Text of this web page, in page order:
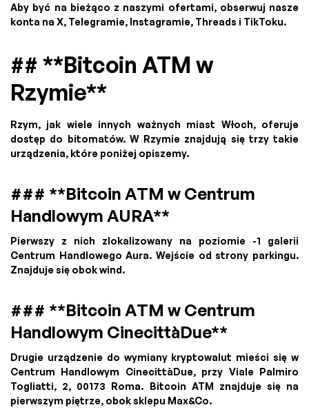
Aby być na bieżąco z naszymi ofertami, obserwuj nasze
konta na X, Telegramie, Instagramie, Threads i TikToku.
## **Bitcoin ATM w
Rzymie**
Rzym, jak wiele innych ważnych miast Włoch, oferuje
dostęp do bitomatów. W Rzymie znajdują się trzy takie
urządzenia, które poniżej opiszemy.
### **Bitcoin ATM w Centrum
Handlowym AURA**
Pierwszy z nich zlokalizowany na poziomie -1 galerii
Centrum Handlowego Aura. Wejście od strony parkingu.
Znajduje się obok wind.
### **Bitcoin ATM w Centrum
Handlowym CinecittàDue**
Drugie urządzenie do wymiany kryptowalut mieści się w
Centrum Handlowym CinecittàDue, przy Viale Palmiro
Togliatti, 2, 00173 Roma. Bitcoin ATM znajduje się na
pierwszym piętrze, obok sklepu Max&Co.